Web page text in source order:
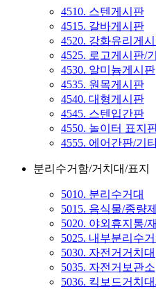
4510. 스텐게시판
4515. 갈바게시판
4520. 강화유리게
4525. 로고게시판/
4530. 알미늄게시판
4535. 원목게시판
4540. 대형게시판
4545. 스텐입간판
4550. 놀이터 표지
4555. 에어간판/기
분리수거함/거치대/표지
5010. 분리수거대
5015. 음식물/종량
5020. 야외휴지통/
5025. 내부분리수
5030. 자전거거치대
5035. 자전거보관소
5036. 킥보드거치